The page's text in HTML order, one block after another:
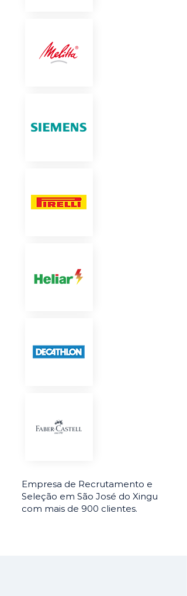
Empresa de Recrutamento e
Seleção em São José do Xingu
com mais de 900 clientes.